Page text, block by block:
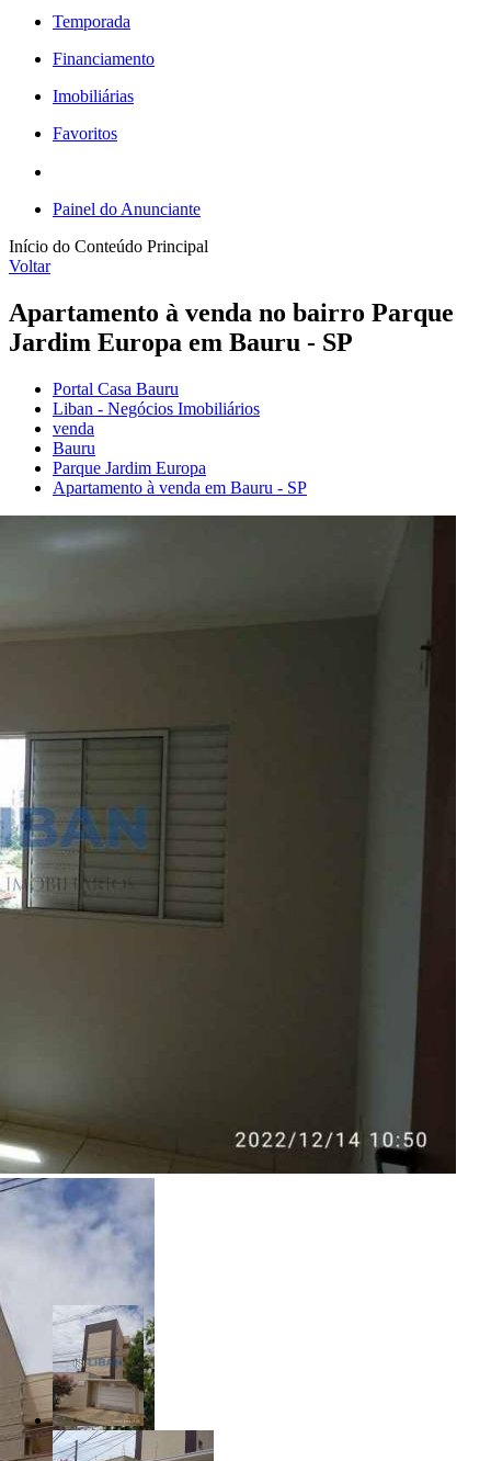
Temporada
Financiamento
Imobiliárias
Favoritos
Painel do Anunciante
Início do Conteúdo Principal
Voltar
Apartamento à venda no bairro Parque
Jardim Europa em Bauru - SP
Portal Casa Bauru
Liban - Negócios Imobiliários
venda
Bauru
Parque Jardim Europa
Apartamento à venda em Bauru - SP